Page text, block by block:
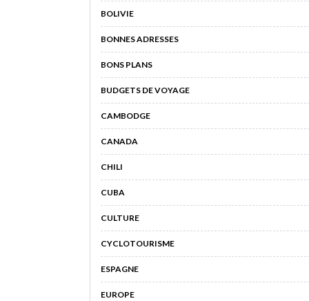
BOLIVIE
BONNES ADRESSES
BONS PLANS
BUDGETS DE VOYAGE
CAMBODGE
CANADA
CHILI
CUBA
CULTURE
CYCLOTOURISME
ESPAGNE
EUROPE